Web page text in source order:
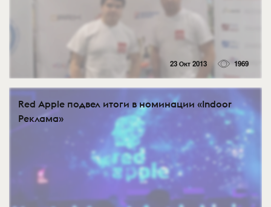
23 Окт 2013 1969
Red Apple подвел итоги в номинации «Indoor
Реклама»